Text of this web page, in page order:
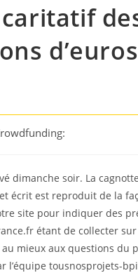
caritatif
dimanche soir. La
écrit est reproduit de la
site pour indiquer des
étant de collecter
mieux aux questions du
tousnosprojets-